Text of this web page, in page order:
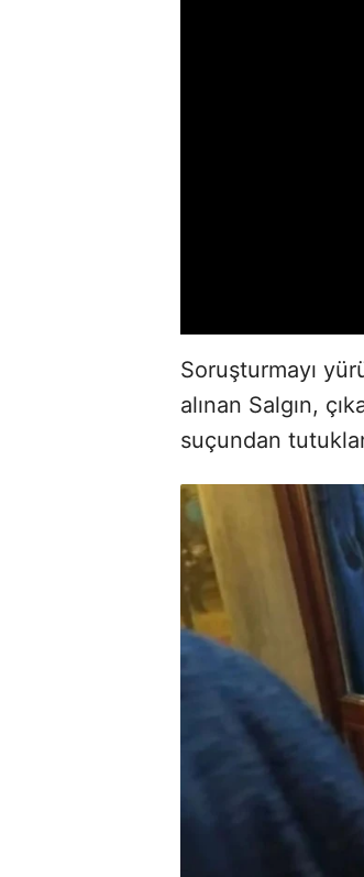
Soruşturmayı
alınan Salgın,
suçundan